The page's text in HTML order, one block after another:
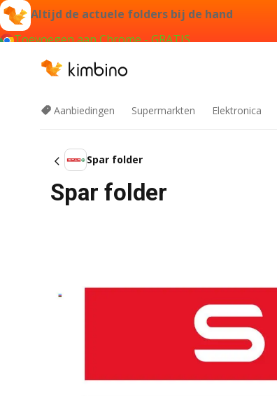
Altijd de actuele folders bij de hand
Toevoegen aan Chrome - GRATIS
Aanbiedingen Supermarkten Elektronica
Spar folder
Spar folder